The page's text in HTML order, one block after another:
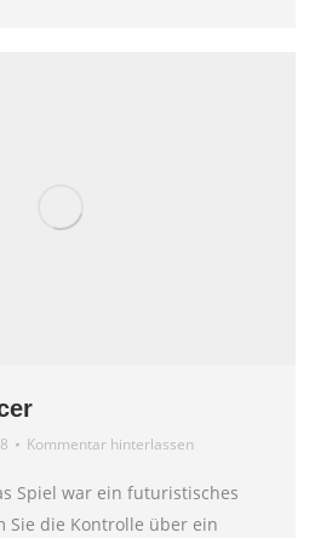
Kommentar hinterlassen
Spiel war ein futuristisches
Sie die Kontrolle über ein